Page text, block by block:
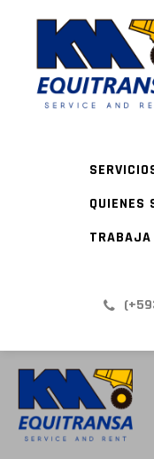
QUIENES
TRABAJA